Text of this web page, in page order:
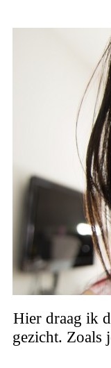
Hier draag ik
gezicht. Zoals